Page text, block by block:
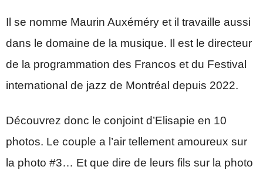
Il se nomme Maurin Auxéméry et il travaille aussi
dans le domaine de la musique. Il est le directeur
de la programmation des Francos et du Festival
international de jazz de Montréal depuis 2022.
Découvrez donc le conjoint d’Elisapie en 10
photos. Le couple a l’air tellement amoureux sur
la photo #3… Et que dire de leurs fils sur la photo